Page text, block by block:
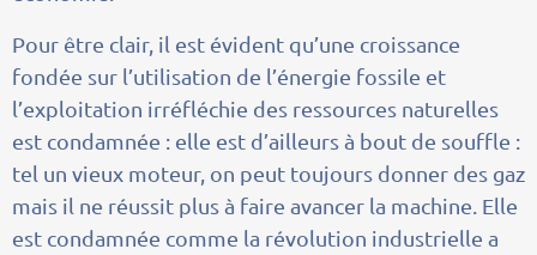
Pour être clair, il est évident qu’une croissance
fondée sur l’utilisation de l’énergie fossile et
l’exploitation irréfléchie des ressources naturelles
est condamnée : elle est d’ailleurs à bout de souffle :
tel un vieux moteur, on peut toujours donner des gaz
mais il ne réussit plus à faire avancer la machine. Elle
est condamnée comme la révolution industrielle a